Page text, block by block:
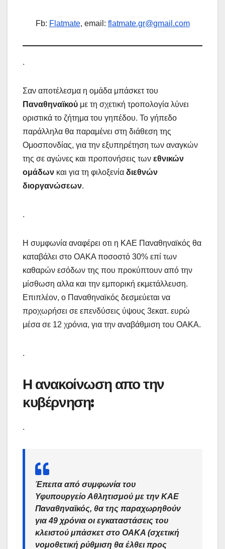
Fb: Flatmate, email: flatmate.gr@gmail.com
.
Σαν αποτέλεσμα η ομάδα μπάσκετ του
Παναθηναϊκού με τη σχετική τροπολογία λύνει
οριστικά το ζήτημα του γηπέδου. Το γήπεδο
παράλληλα θα παραμένει στη διάθεση της
Ομοσπονδίας, για την εξυπηρέτηση των αναγκών
της σε αγώνες και προπονήσεις των εθνικών
ομάδων και για τη φιλοξενία διεθνών
διοργανώσεων.
.
Η συμφωνία αναφέρει οτι η ΚΑΕ Παναθηναϊκός θα
καταβάλει στο ΟΑΚΑ ποσοστό 30% επί των
καθαρών εσόδων της που προκύπτουν από την
μίσθωση αλλα και την εμπορική εκμετάλλευση.
Επιπλέον, ο Παναθηναϊκός δεσμεύεται να
προχωρήσει σε επενδύσεις ύψους 3εκατ. ευρώ
μέσα σε 12 χρόνια, για την αναβάθμιση του ΟΑΚΑ.
.
Η ανακοίνωση απο την
κυβέρνηση:
.
Έπειτα από συμφωνία του
Υφυπουργείο Αθλητισμού με την ΚΑΕ
Παναθηναϊκός, θα της παραχωρηθούν
για 49 χρόνια οι εγκαταστάσεις του
κλειστού μπάσκετ στο ΟΑΚΑ (σχετική
νομοθετική ρύθμιση θα έλθει προς